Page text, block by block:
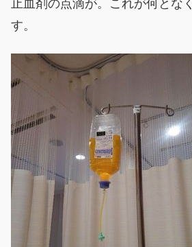
止血剤の点滴が。これが何とな
す。